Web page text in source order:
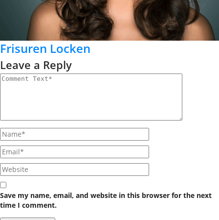
Frisuren Locken
Leave a Reply
Save my name, email, and website in this browser for the next
time I comment.